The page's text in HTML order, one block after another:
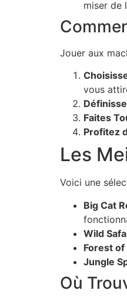
miser de
Jouer aux
vous
Faites
Profitez
Les
Voici une
Big Cat
Wild
Forest
Jungle
Où